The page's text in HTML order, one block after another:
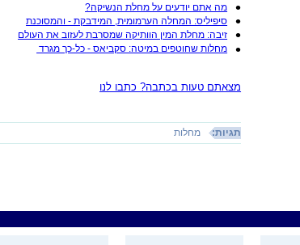
מה אתם יודעים על מחלת הנשיקה?
סיפיליס: המחלה הערמומית, המידבקת - והמסוכנת
זיבה: מחלת המין הוותיקה שמסרבת לעזוב את העולם
מחלות שחוטפים במיטה: סקביאס - כל-כך מגרד
מצאתם טעות בכתבה? כתבו לנו
תגיות: מחלות